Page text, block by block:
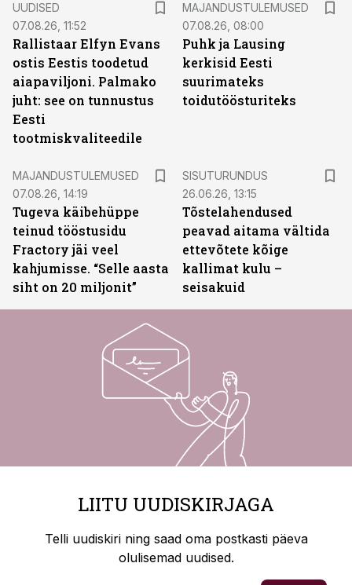
UUDISED
07.08.26, 11:52
Rallistaar Elfyn Evans
ostis Eestis toodetud
aiapaviljoni. Palmako
juht: see on tunnustus
Eesti
tootmiskvaliteedile
MAJANDUSTULEMUSED
07.08.26, 08:00
Puhk ja Lausing
kerkisid Eesti
suurimateks
toidutöösturiteks
MAJANDUSTULEMUSED
07.08.26, 14:19
Tugeva käibehüppe
teinud tööstusidu
Fractory jäi veel
kahjumisse. “Selle aasta
siht on 20 miljonit”
SISUTURUNDUS
26.06.26, 13:15
Tõstelahendused
peavad aitama vältida
ettevõtete kõige
kallimat kulu –
seisakuid
LIITU UUDISKIRJAGA
Telli uudiskiri ning saad oma postkasti päeva
olulisemad uudised.